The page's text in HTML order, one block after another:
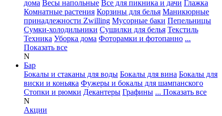
дома Весы напольные Все для пикника и дачи Глажка
Комнатные растения Корзины для белья Маникюрные
принадлежности Zwilling Мусорные баки Пепельницы
Сумки-холодильники Сушилки для белья Текстиль
Техника Уборка дома Фоторамки и фотопанно ...
Показать все
N
Бар
Бокалы и стаканы для воды Бокалы для вина Бокалы для
виски и коньяка Фужеры и бокалы для шампанского
Стопки и рюмки Декантеры Графины ... Показать все
N
Акции